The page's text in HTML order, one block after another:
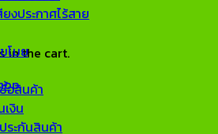
in the cart.
ยงประกาศไร้สาย
มย
อสินค้า
เงิน
ระกันสินค้า